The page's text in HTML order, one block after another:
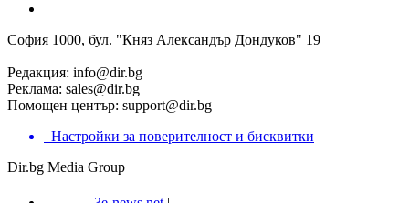
София 1000, бул. "Княз Александър Дондуков" 19
Редакция: info@dir.bg
Реклама: sales@dir.bg
Помощен център: support@dir.bg
Настройки за поверителност и бисквитки
Dir.bg Media Group